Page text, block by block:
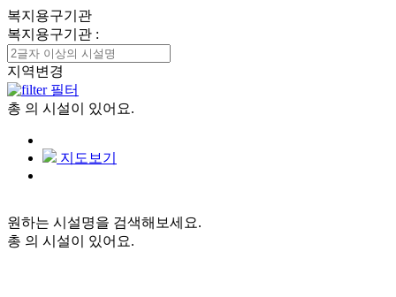
복지용구기관
복지용구기관 :
지역변경
필터
총 의 시설이 있어요.
지도보기
원하는 시설명을 검색해보세요.
총 의 시설이 있어요.